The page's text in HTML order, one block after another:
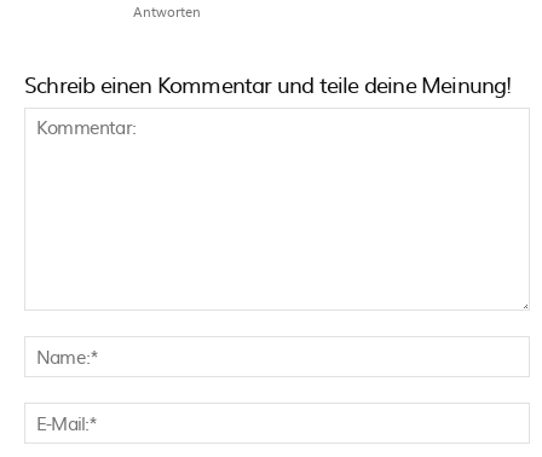
Antworten
Schreib einen Kommentar und teile deine Meinung!